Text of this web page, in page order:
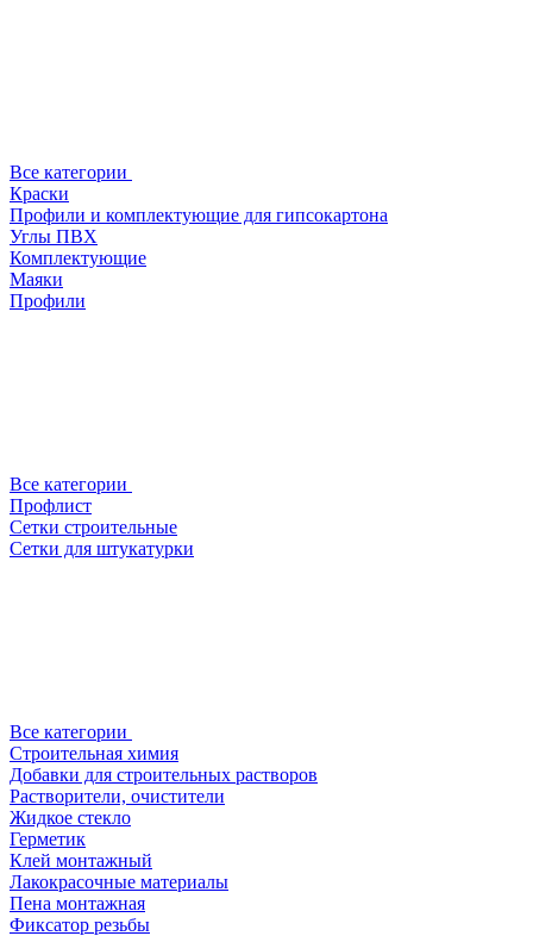
Все категории
Краски
Профили и комплектующие для гипсокартона
Углы ПВХ
Комплектующие
Маяки
Профили
Все категории
Профлист
Сетки строительные
Сетки для штукатурки
Все категории
Строительная химия
Добавки для строительных растворов
Растворители, очистители
Жидкое стекло
Герметик
Клей монтажный
Лакокрасочные материалы
Пена монтажная
Фиксатор резьбы